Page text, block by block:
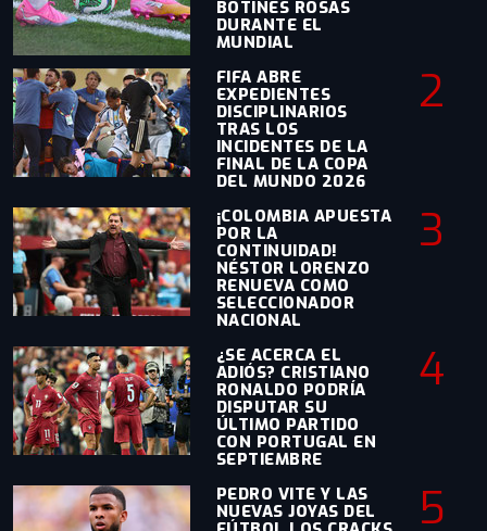
BOTINES ROSAS
DURANTE EL
MUNDIAL
FIFA ABRE
EXPEDIENTES
DISCIPLINARIOS
TRAS LOS
INCIDENTES DE LA
FINAL DE LA COPA
DEL MUNDO 2026
2
¡COLOMBIA APUESTA
POR LA
CONTINUIDAD!
NÉSTOR LORENZO
RENUEVA COMO
SELECCIONADOR
NACIONAL
3
¿SE ACERCA EL
ADIÓS? CRISTIANO
RONALDO PODRÍA
DISPUTAR SU
ÚLTIMO PARTIDO
CON PORTUGAL EN
SEPTIEMBRE
4
PEDRO VITE Y LAS
NUEVAS JOYAS DEL
5